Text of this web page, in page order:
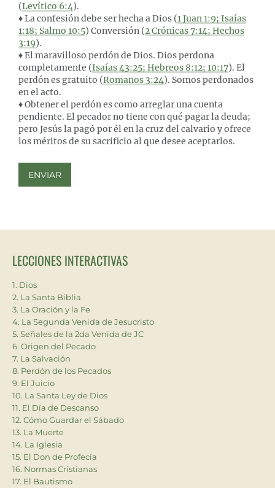
(Levítico 6:4).
♦ La confesión debe ser hecha a Dios (1 Juan 1:9; Isaías
1:18; Salmo 10:5) Conversión (2 Crónicas 7:14; Hechos
3:19).
♦ El maravilloso perdón de Dios. Dios perdona
completamente (Isaías 43:25; Hebreos 8:12; 10:17). El
perdón es gratuito (Romanos 3:24). Somos perdonados
en el acto.
♦ Obtener el perdón es como arreglar una cuenta
pendiente. El pecador no tiene con qué pagar la deuda;
pero Jesús la pagó por él en la cruz del calvario y ofrece
los méritos de su sacrificio al que desee aceptarlos.
LECCIONES INTERACTIVAS
1. Dios
2. La Santa Biblia
3. La Oración y la Fe
4. La Segunda Venida de Jesucristo
5. Señales de la 2da Venida de JC
6. Origen del Pecado
7. La Salvación
8. Perdón de los Pecados
9. El Juicio
10. La Santa Ley de Dios
11. El Día de Descanso
12. Cómo Guardar el Sábado
13. La Muerte
14. La Iglesia
15. El Don de Profecía
16. Normas Cristianas
17. El Bautismo